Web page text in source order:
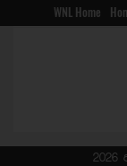
WNL Home